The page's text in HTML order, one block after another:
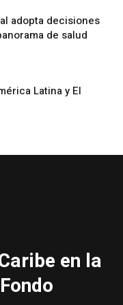
adopta decisiones
de salud
Latina y El
en la